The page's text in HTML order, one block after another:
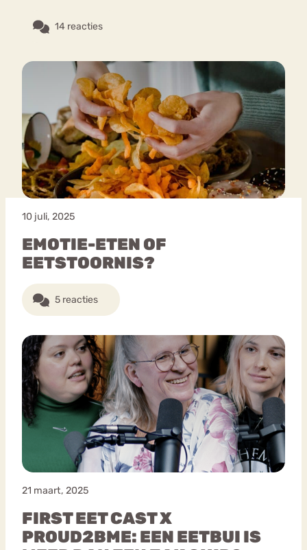
14 reacties
10 juli, 2025
EMOTIE-ETEN OF
EETSTOORNIS?
5 reacties
21 maart, 2025
FIRST EET CAST X
PROUD2BME: EEN EETBUI IS